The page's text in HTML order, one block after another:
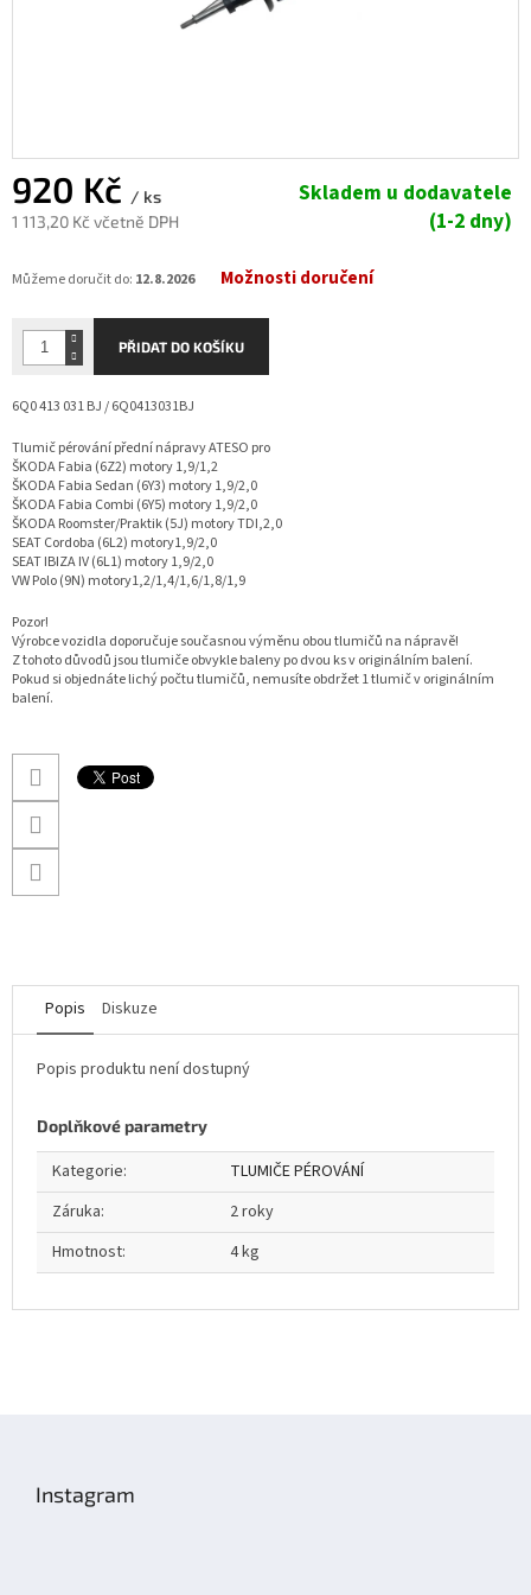
920 Kč / ks
1 113,20 Kč včetně DPH
cena:
Skladem u dodavatele
(1-2 dny)
Můžeme doručit do: 12.8.2026 Možnosti doručení
PŘIDAT DO KOŠÍKU
6Q0 413 031 BJ / 6Q0413031BJ
Tlumič pérování přední nápravy ATESO pro
ŠKODA Fabia (6Z2) motory 1,9/1,2
ŠKODA Fabia Sedan (6Y3) motory 1,9/2,0
ŠKODA Fabia Combi (6Y5) motory 1,9/2,0
ŠKODA Roomster/Praktik (5J) motory TDI,2,0
SEAT Cordoba (6L2) motory1,9/2,0
SEAT IBIZA IV (6L1) motory 1,9/2,0
VW Polo (9N) motory1,2/1,4/1,6/1,8/1,9
Pozor!
Výrobce vozidla doporučuje současnou výměnu obou tlumičů na nápravě!
Z tohoto důvodů jsou tlumiče obvykle baleny po dvou ks v originálním balení.
Pokud si objednáte lichý počtu tlumičů, nemusíte obdržet 1 tlumič v originálním
balení.
Popis Diskuze
Popis produktu není dostupný
Doplňkové parametry
Kategorie:
TLUMIČE PÉROVÁNÍ
Záruka:
2 roky
Hmotnost: 4 kg
Instagram